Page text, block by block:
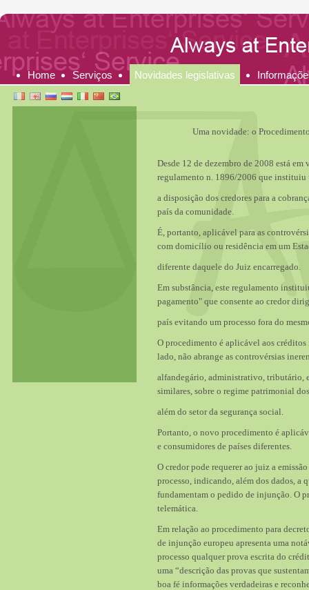
Home Serviços Novidades legislativas
Uma novidade: o
Desde 12 de dezembro de 2008 está
regulamento n. 1896/2006 que
a disposição dos credores para a
país da comunidade.
É, portanto, aplicável para as
com domicílio ou residência em um
diferente daquele do Juiz encarregado.
Em substância, este regulamento
pagamento" que consente ao credor
país evitando um processo fora do
O procedimento é aplicável aos
lado, não abrange as controvérsias
alfandegário, administrativo, tributário,
similares, sobre o regime patrimonial
além do setor da segurança social.
Portanto, o novo procedimento é
e consumidores de países diferentes.
O credor pode requerer ao juiz a
processo, indicando, além dos dados, a
fundamentam o pedido de injunção. O
telemática.
Em relação ao procedimento para
de injunção europeu apresenta uma
processo qualquer prova escrita do
uma “descrição das provas que
boa fé informações verdadeiras e